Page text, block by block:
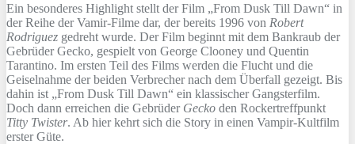
Ein besonderes Highlight stellt der Film „From Dusk Till Dawn“ in
der Reihe der Vamir-Filme dar, der bereits 1996 von Robert
Rodriguez gedreht wurde. Der Film beginnt mit dem Bankraub der
Gebrüder Gecko, gespielt von George Clooney und Quentin
Tarantino. Im ersten Teil des Films werden die Flucht und die
Geiselnahme der beiden Verbrecher nach dem Überfall gezeigt. Bis
dahin ist „From Dusk Till Dawn“ ein klassischer Gangsterfilm.
Doch dann erreichen die Gebrüder Gecko den Rockertreffpunkt
Titty Twister. Ab hier kehrt sich die Story in einen Vampir-Kultfilm
erster Güte.